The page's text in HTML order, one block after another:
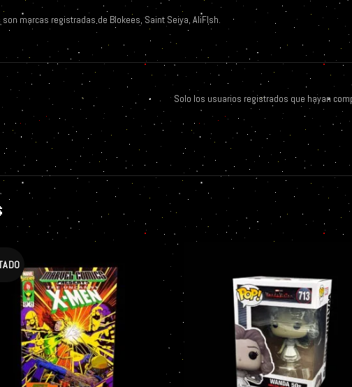
marcas registradas de Blokees, Saint Seiya, AliFIsh.
Solo los usuarios registrados que hayan